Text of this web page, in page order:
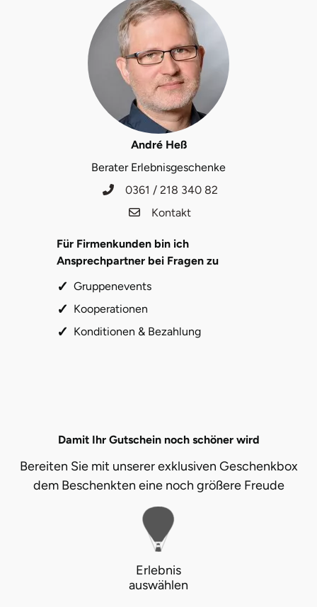
André Heß
Berater Erlebnisgeschenke
0361 / 218 340 82
Kontakt
Für Firmenkunden bin ich
Ansprechpartner bei Fragen zu
Gruppenevents
Kooperationen
Konditionen & Bezahlung
Damit Ihr Gutschein noch schöner wird
Bereiten Sie mit unserer exklusiven Geschenkbox
dem Beschenkten eine noch größere Freude
Erlebnis
auswählen